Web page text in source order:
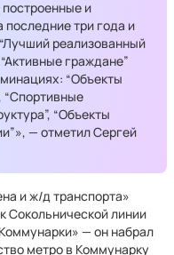
и
последние три года и
реализованный
граждане”
“Объекты
“Спортивные
“Объекты
— отметил Сергей
и ж/д транспорта»
Сокольнической линии
— он набрал
метро в Коммунарку